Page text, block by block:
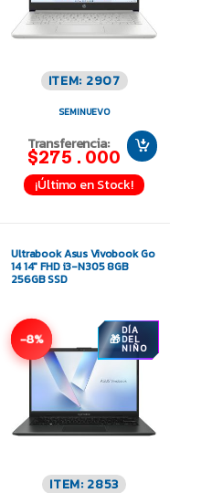
ITEM: 2907
SEMINUEVO
Transferencia:
$275.000
¡Último en Stock!
Ultrabook Asus Vivobook Go
14 14″ FHD i3-N305 8GB
256GB SSD
-8% DÍA
DEL
NIÑO
ITEM: 2853